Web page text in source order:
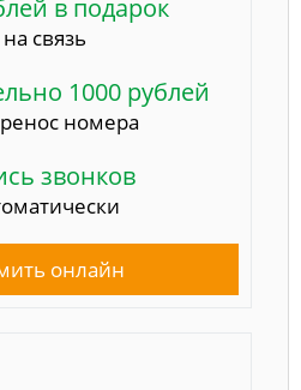
в подарок
на связь
1000 рублей
номера
звонков
онлайн